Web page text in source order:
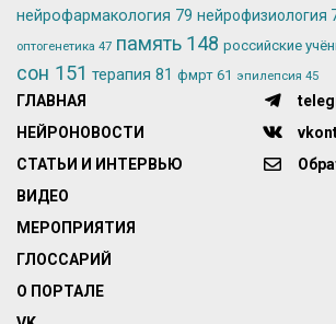
нейрофармакология 79 нейрофизиология
оптогенетика 47 память 148 российские
сон 151 терапия 81 фмрт 61 эпилепсия 45
ГЛАВНАЯ
НЕЙРОНОВОСТИ
СТАТЬИ И ИНТЕРВЬЮ
ВИДЕО
МЕРОПРИЯТИЯ
ГЛОССАРИЙ
О ПОРТАЛЕ